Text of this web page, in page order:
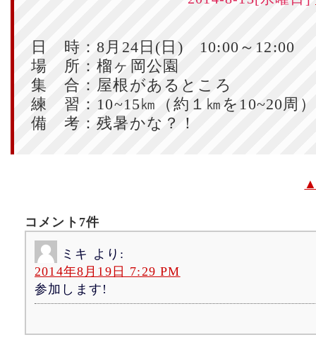
日 時：8月24日(日) 10:00～12:00
場 所：榴ヶ岡公園
集 合：屋根があるところ
練 習：10~15㎞（約１㎞を10~20周）
備 考：残暑かな？！
コメント7件
ミキ より:
2014年8月19日 7:29 PM
参加します!